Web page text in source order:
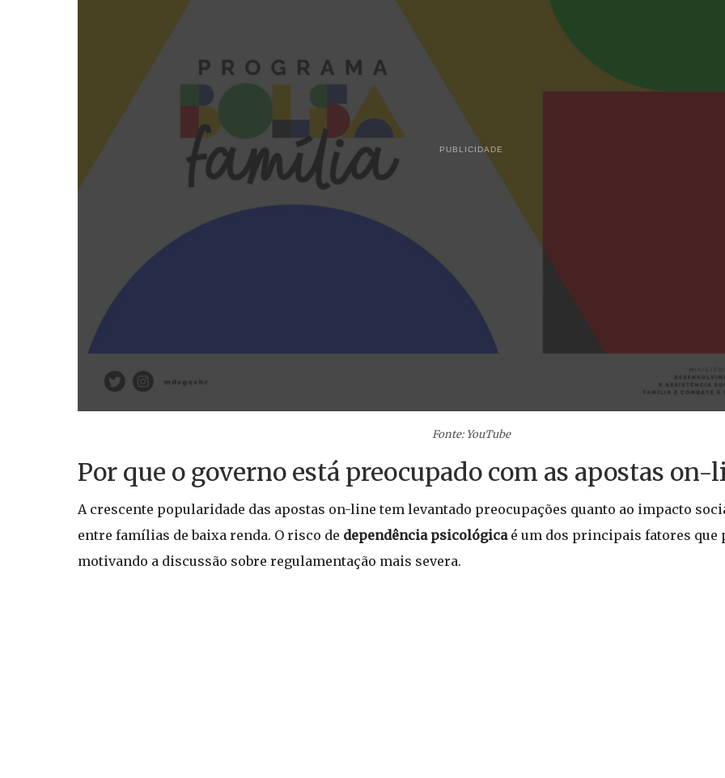
PUBLICIDADE
Fonte: YouTube
Por que o governo está preocupado com as apostas on-
A crescente popularidade das apostas on-line tem levantado preocupações quanto ao impacto
entre famílias de baixa renda. O risco de dependência psicológicaé um dos principais fatores que
motivando a discussão sobre regulamentação mais severa.